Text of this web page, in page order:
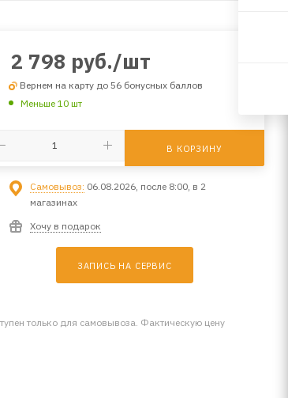
2 798 руб./шт
Вернем на карту до 56 бонусных баллов
Меньше 10 шт
В КОРЗИНУ
Самовывоз: 06.08.2026, после 8:00, в 2
магазинах
Хочу в подарок
ЗАПИСЬ НА СЕРВИС
только для самовывоза. Фактическую цену